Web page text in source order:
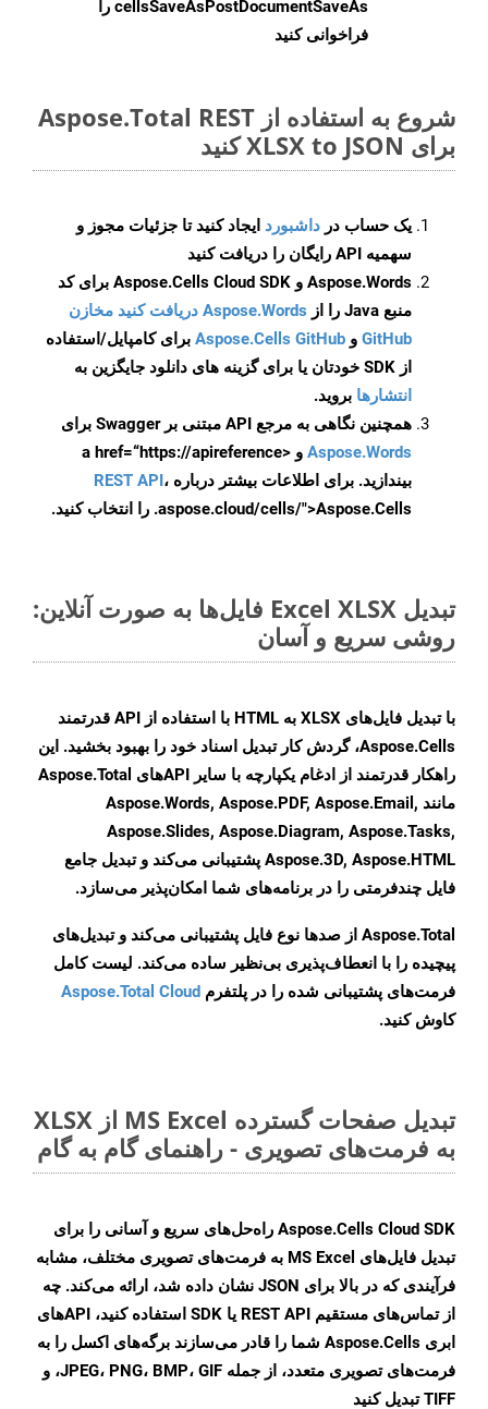
cellsSaveAsPostDocumentSaveAs را
فراخوانی کنید
شروع به استفاده از Aspose.Total REST
برای XLSX to JSON کنید
یک حساب در داشبورد ایجاد کنید تا جزئیات مجوز و
سهمیه API رایگان را دریافت کنید
Aspose.Words و Aspose.Cells Cloud SDK برای کد
منبع Java را از
Aspose.Words دریافت کنید مخازن
GitHub و Aspose.Cells GitHub برای کامپایل/استفاده
از SDK خودتان یا برای گزینه های دانلود جایگزین به
انتشارها بروید.
همچنین نگاهی به مرجع API مبتنی بر Swagger برای
Aspose.Words
و <a href=“https://apireference
بیندازید. برای اطلاعات بیشتر درباره REST API،
.aspose.cloud/cells/">Aspose.Cells را انتخاب کنید.
تبدیل Excel XLSX فایل‌ها به صورت آنلاین:
روشی سریع و آسان
با تبدیل فایل‌های XLSX به HTML با استفاده از API قدرتمند
Aspose.Cells، گردش کار تبدیل اسناد خود را بهبود بخشید. این
راهکار قدرتمند از ادغام یکپارچه با سایر APIهای Aspose.Total
مانند Aspose.Words, Aspose.PDF, Aspose.Email,
Aspose.Slides, Aspose.Diagram, Aspose.Tasks,
Aspose.3D, Aspose.HTML پشتیبانی می‌کند و تبدیل جامع
فایل چندفرمتی را در برنامه‌های شما امکان‌پذیر می‌سازد.
Aspose.Total از صدها نوع فایل پشتیبانی می‌کند و تبدیل‌های
پیچیده را با انعطاف‌پذیری بی‌نظیر ساده می‌کند. لیست کامل
فرمت‌های پشتیبانی شده را در پلتفرم Aspose.Total Cloud
کاوش کنید.
تبدیل صفحات گسترده MS Excel از XLSX
به فرمت‌های تصویری - راهنمای گام به گام
Aspose.Cells Cloud SDK راه‌حل‌های سریع و آسانی را برای
تبدیل فایل‌های MS Excel به فرمت‌های تصویری مختلف، مشابه
فرآیندی که در بالا برای JSON نشان داده شد، ارائه می‌کند. چه
از تماس‌های مستقیم REST API یا SDK استفاده کنید، APIهای
ابری Aspose.Cells شما را قادر می‌سازند برگه‌های اکسل را به
فرمت‌های تصویری متعدد، از جمله JPEG، PNG، BMP، GIF، و
TIFF تبدیل کنید